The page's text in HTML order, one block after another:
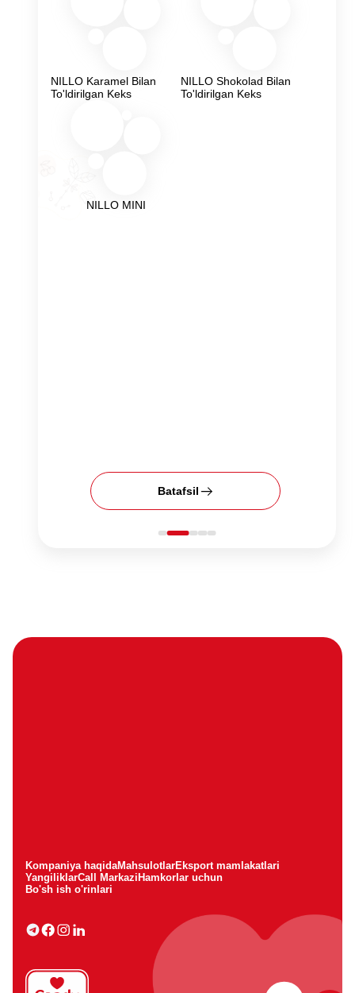
NILLO Karamel Bilan
To'ldirilgan Keks
NILLO Shokolad Bilan
To'ldirilgan Keks
NILLO MINI
Batafsil
Kompaniya haqidaMahsulotlarEksport mamlakatlari
YangiliklarCall Markazi Hamkorlar uchun
Bo'sh ish o'rinlari